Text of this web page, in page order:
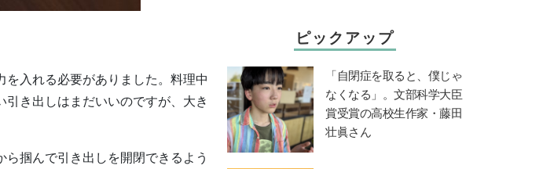
入れる必要がありました。料理中
き出しはまだいいのですが、大き
掴んで引き出しを開閉できるよう
ピックアップ
「自閉症を取ると、僕じゃ
なくなる」。文部科学大臣
賞受賞の高校生作家・藤田
壮眞さん